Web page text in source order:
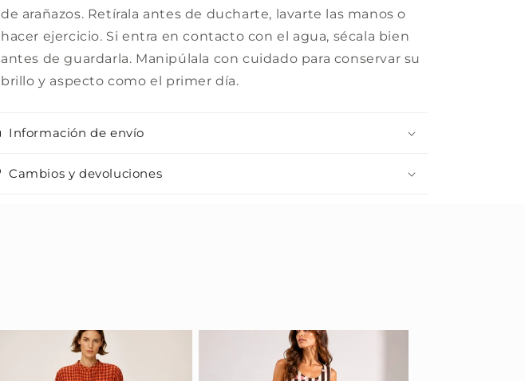
de arañazos. Retírala antes de ducharte, lavarte las manos o
hacer ejercicio. Si entra en contacto con el agua, sécala bien
antes de guardarla. Manipúlala con cuidado para conservar su
brillo y aspecto como el primer día.
Información de envío
Cambios y devoluciones